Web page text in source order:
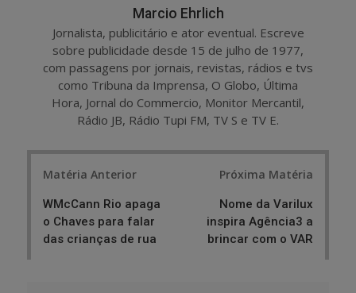
Marcio Ehrlich
Jornalista, publicitário e ator eventual. Escreve
sobre publicidade desde 15 de julho de 1977,
com passagens por jornais, revistas, rádios e tvs
como Tribuna da Imprensa, O Globo, Última
Hora, Jornal do Commercio, Monitor Mercantil,
Rádio JB, Rádio Tupi FM, TV S e TV E.
Matéria Anterior
WMcCann Rio apaga
o Chaves para falar
das crianças de rua
Próxima Matéria
Nome da Varilux
inspira Agência3 a
brincar com o VAR